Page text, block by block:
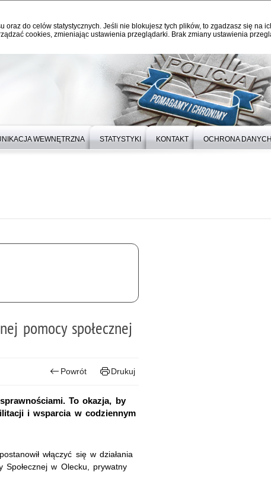
do celów statystycznych. Jeśli nie blokujesz tych plików, to zgadzasz się na
cookies, zmieniając ustawienia przeglądarki. Brak zmiany ustawienia
WEWNĘTRZNA STATYSTYKI KONTAKT OCHRONA DANYCH
pomocy społecznej
Powrót Drukuj
To okazja, by
i wsparcia w codziennym
włączyć się w działania
Społecznej w Olecku, prywatny